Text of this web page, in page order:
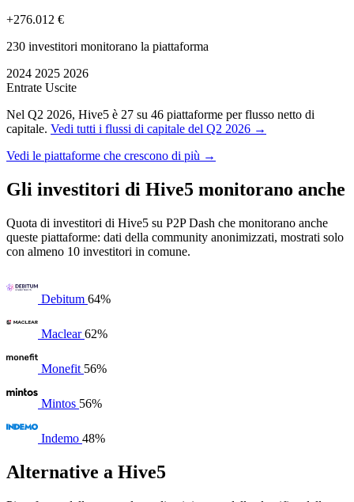
+276.012 €
230 investitori monitorano la piattaforma
2024 2025 2026
Entrate Uscite
Nel Q2 2026, Hive5 è 27 su 46 piattaforme per flusso netto di
capitale. Vedi tutti i flussi di capitale del Q2 2026 →
Vedi le piattaforme che crescono di più →
Gli investitori di Hive5 monitorano anche
Quota di investitori di Hive5 su P2P Dash che monitorano anche
queste piattaforme: dati della community anonimizzati, mostrati solo
con almeno 10 investitori in comune.
Debitum 64%
Maclear62%
Monefit 56%
Mintos 56%
Indemo 48%
Alternative a Hive5